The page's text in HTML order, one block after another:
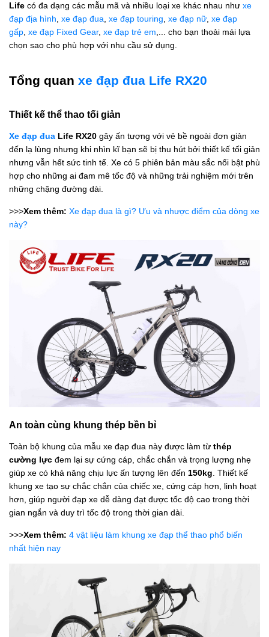
Life có đa dạng các mẫu mã và nhiều loại xe khác nhau như xe
đạp địa hình xe đạp đua xe đạp touring xe đạp nữ xe đạp
gấp xe đạp Fixed Gear, xe đạp trẻ em ,... cho bạn thoải mái lựa
chọn sao cho phù hợp với nhu cầu sử dụng.
Tổng quan xe đạp đua Life RX20
Thiết kế thể thao tối giản
Xe đạp đua Life RX20 gây ấn tượng với vẻ bề ngoài đơn giản
đến lạ lùng nhưng khi nhìn kĩ bạn sẽ bị thu hút bởi thiết kế tối giản
nhưng vẫn hết sức tinh tế. Xe có 5 phiên bản màu sắc nổi bật phù
hợp cho những ai đam mê tốc độ và những trải nghiệm mới trên
những chặng đường dài.
>>>Xem thêm: Xe đạp đua là gì? Ưu và nhược điểm của dòng xe
này?
An toàn cùng khung thép bền bỉ
Toàn bộ khung của mẫu xe đạp đua này được làm từ thép
cường lực đem lại sự cứng cáp, chắc chắn và trọng lượng nhẹ
giúp xe có khả năng chịu lực ấn tượng lên đến 150kg. Thiết kế
khung xe tạo sự chắc chắn của chiếc xe, cứng cáp hơn, linh hoạt
hơn, giúp người đạp xe dễ dàng đạt được tốc độ cao trong thời
gian ngắn và duy trì tốc độ trong thời gian dài.
>>>Xem thêm: 4 vật liệu làm khung xe đạp thể thao phổ biến
nhất hiện nay